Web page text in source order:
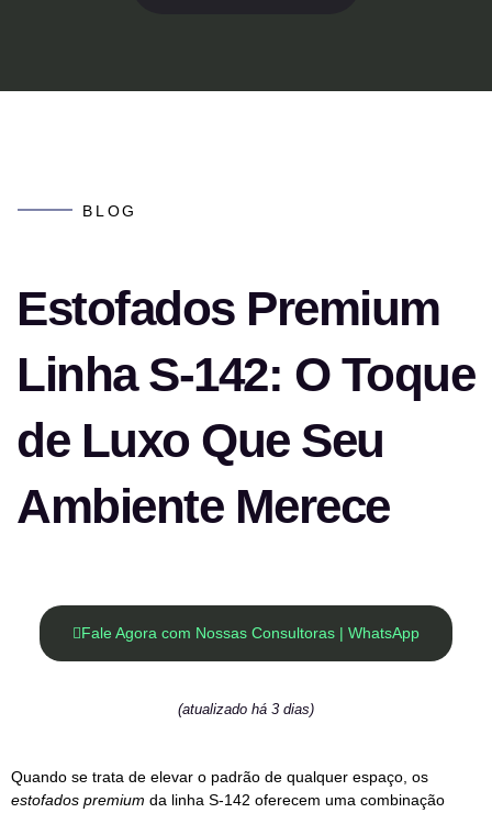
BLOG
Estofados Premium
Linha S-142: O Toque
de Luxo Que Seu
Ambiente Merece
Fale Agora com Nossas Consultoras | WhatsApp
(atualizado há 3 dias)
Quando se trata de elevar o padrão de qualquer espaço, os
estofados premium da linha S-142 oferecem uma combinação